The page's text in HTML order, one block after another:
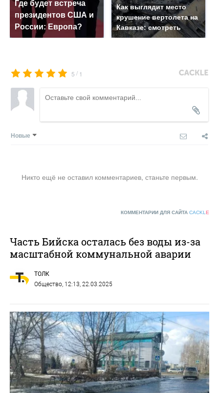
Где будет встреча
президентов США и
России: Европа?
Как выглядит место
крушение вертолета на
Кавказе: смотреть
5 / 1
Новые
Никто ещё не оставил комментариев, станьте первым.
КОММЕНТАРИИ ДЛЯ САЙТА CACKL E
Часть Бийска осталась без воды из-за
масштабной коммунальной аварии
ТОЛК
Общество, 12:13, 22.03.2025